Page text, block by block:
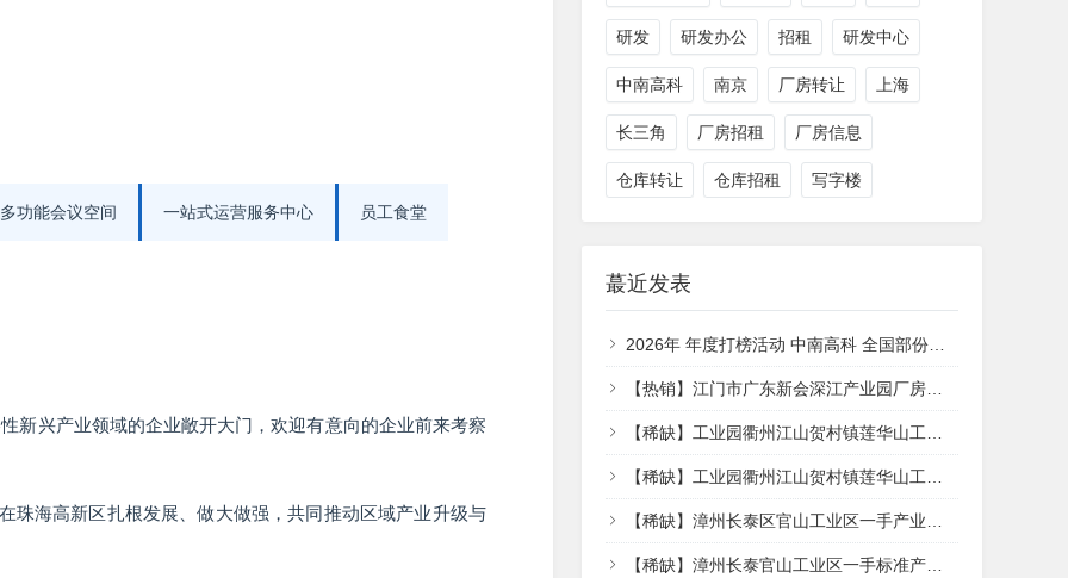
多功能会议空间 一站式运营服务中心 员工食堂
新兴产业领域的企业敞开大门，欢迎有意向的企业前来考察
珠海高新区扎根发展、做大做强，共同推动区域产业升级与
研发 研发办公 招租 研发中心
中南高科 南京 厂房转让 上海
长三角 厂房招租 厂房信息
仓库转让 仓库招租 写字楼
蕞近发表
2026年 年度打榜活动 中南高科 全国部份产业园项目 签约享特价 【一年一度的大促销来了】
【热销】江门市广东新会深江产业园厂房出售，首层6.1米层高
【稀缺】工业园衢州江山贺村镇莲华山工业园区贺来路9号江山莲华山工业园莲华山工业园 | 标准+楼 15厂房出租
【稀缺】工业园衢州江山贺村镇莲华山工业园区贺来路9号江山莲华山工业园莲华山工业园 | 标准+楼 15厂房出租
【稀缺】漳州长泰区官山工业区一手产业园一手产业园区标准面积16009000㎡标准厂房多层全新厂房出租
【稀缺】漳州长泰官山工业区一手标准产业园一手标准产业园区3-35层独3000㎡单层仓库出租厂房出租，